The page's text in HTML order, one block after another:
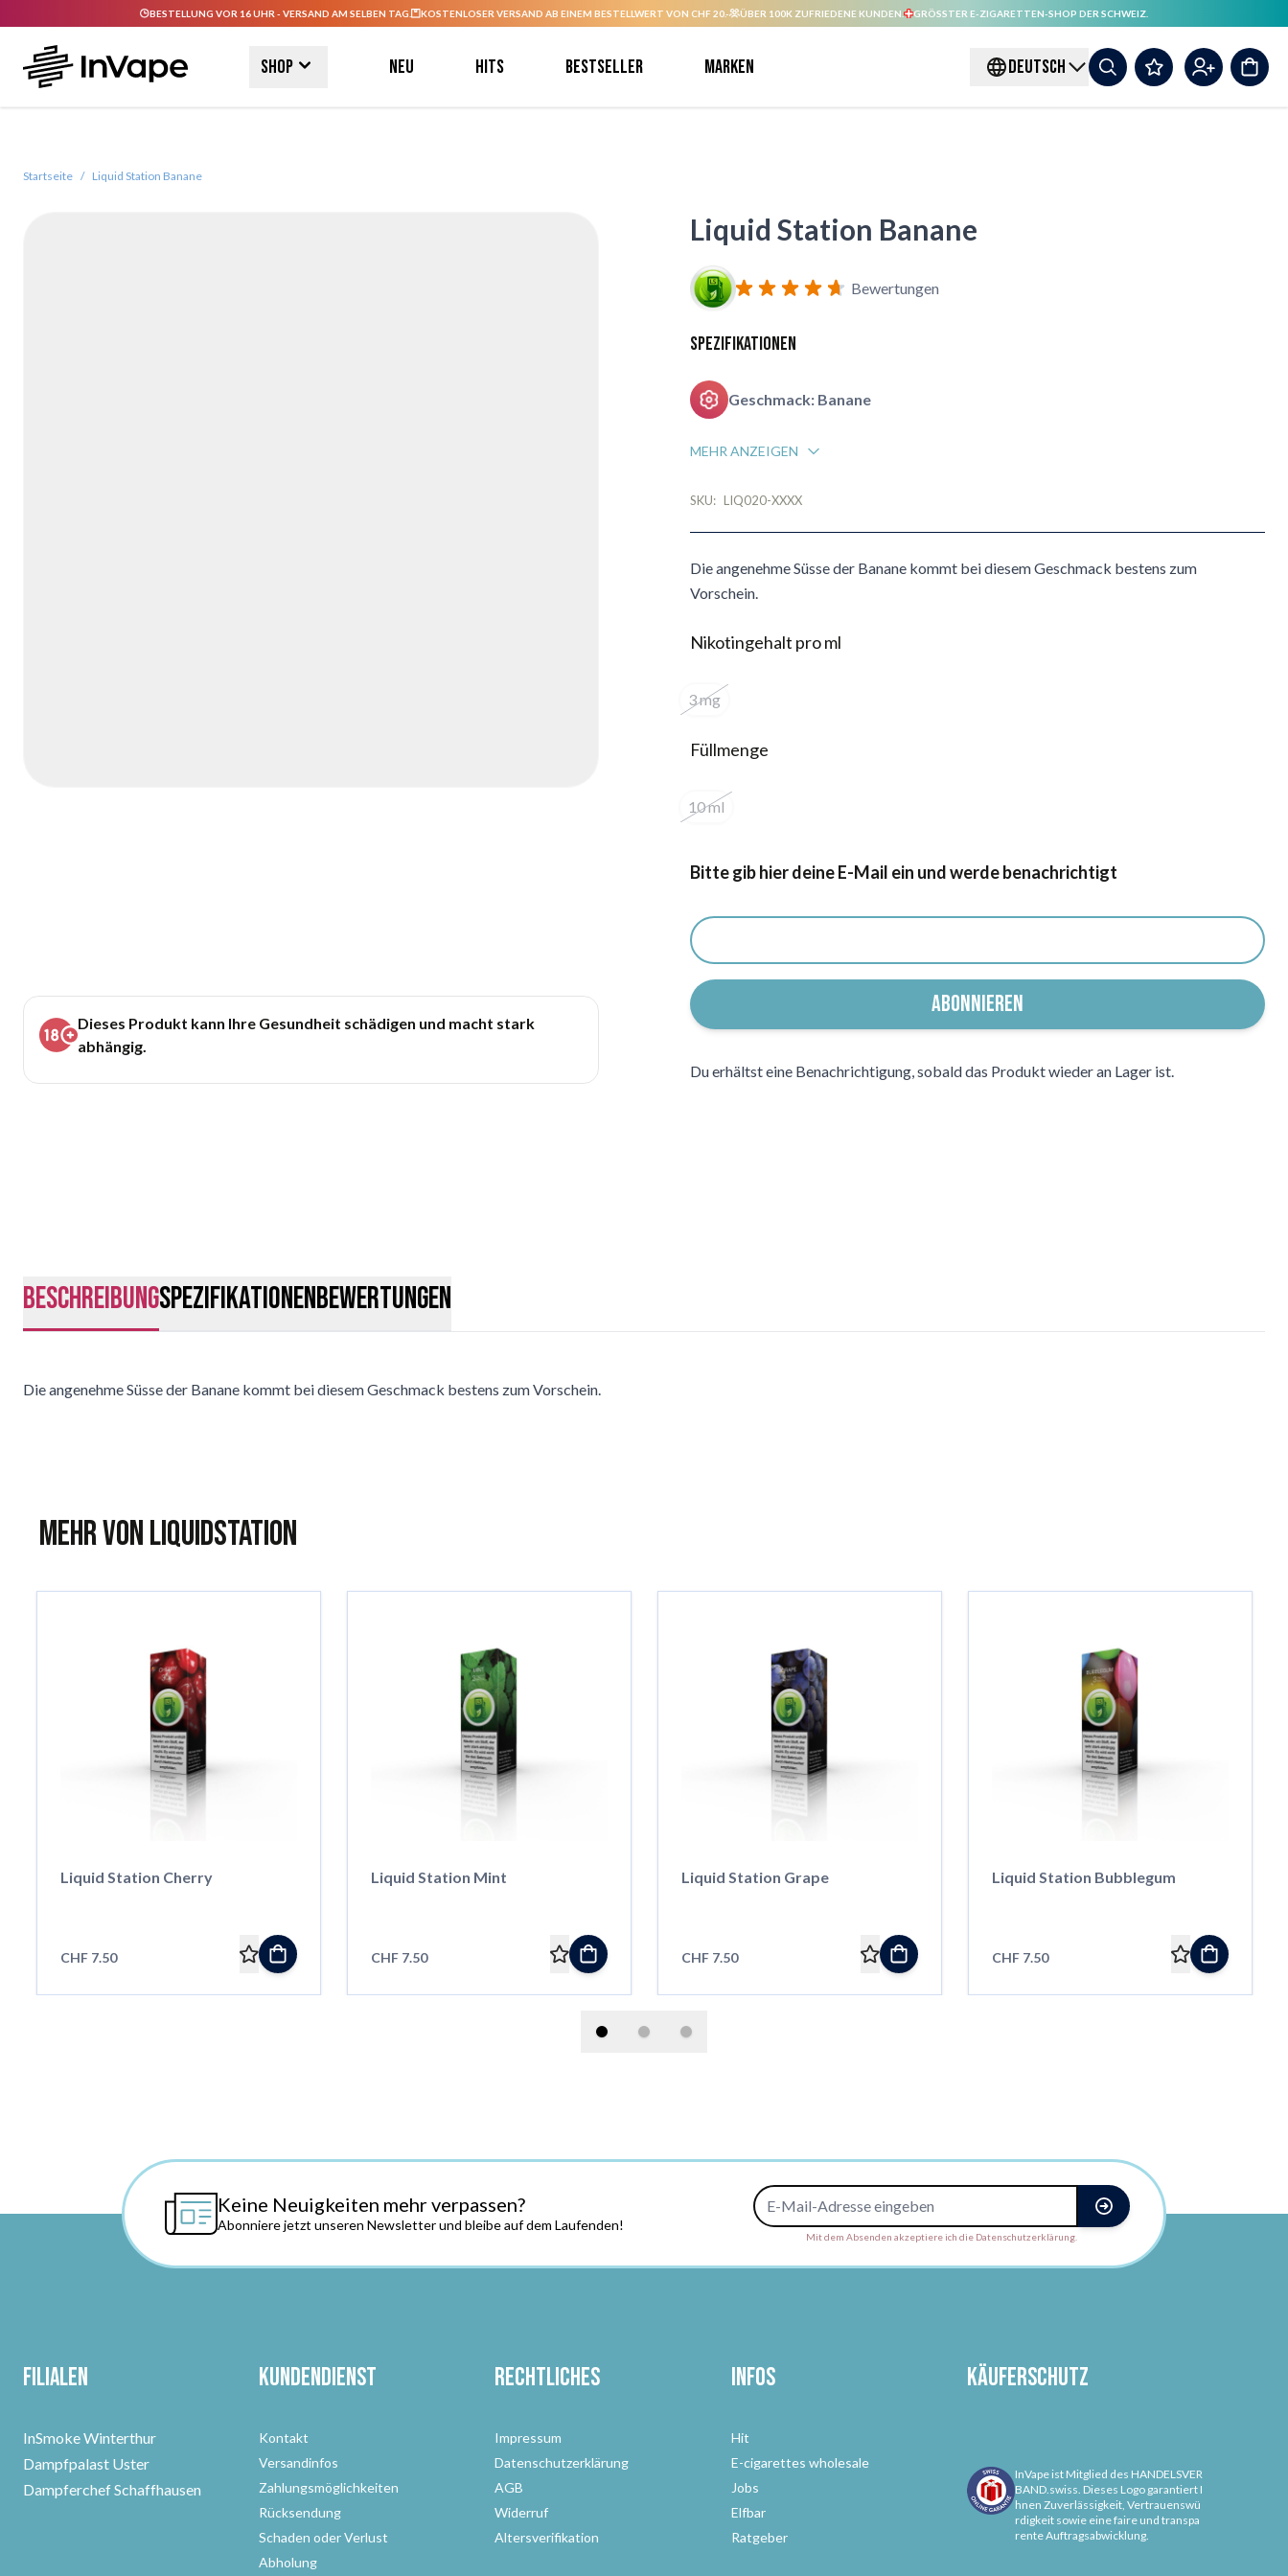
BESTELLUNG VOR 16 UHR - VERSAND AM SELBEN TAG. KOSTENLOSER VERSAND AB EINEM BESTELLWERT VON CHF 20.- ÜBER 100K ZUFRIEDENE KUNDEN. GRÖSSTER E-ZIGARETTEN-SHOP DER SCHWEIZ.
Shop Neu Hits Bestseller Marken DEUTSCH
Startseite / Liquid Station Banane
Dieses Produkt kann Ihre Gesundheit schädigen und macht stark
abhängig.
Liquid Station Banane
Bewertungen
Spezifikationen
Geschmack: Banane
MEHR ANZEIGEN
SKU: LIQ020-XXXX
Die angenehme Süsse der Banane kommt bei diesem Geschmack bestens zum
Vorschein.
Nikotingehalt pro ml
3 mg
Füllmenge
10 ml
Benachrichtigungsformular für Wiederverfügbarkeit abonnieren
Bitte gib hier deine E-Mail ein und werde benachrichtigt
ABONNIEREN
Du erhältst eine Benachrichtigung, sobald das Produkt wieder an Lager ist.
BeschreibungSpezifikationenBewertungen
Die angenehme Süsse der Banane kommt bei diesem Geschmack bestens zum Vorschein.
Mehr von Liquidstation
Liquid Station Cherry
CHF 7.50
Liquid Station Mint
CHF 7.50
Liquid Station Grape
CHF 7.50
Liquid Station Bubblegum
CHF 7.50
Keine Neuigkeiten mehr verpassen?
Abonniere jetzt unseren Newsletter und bleibe auf dem Laufenden!
E-Mail-Adresse
Mit dem Absenden akzeptiere ich die Datenschutzerklärung.
Filialen
InSmoke Winterthur
Dampfpalast Uster
Dampferchef Schaffhausen
Kundendienst
Kontakt
Versandinfos
Zahlungsmöglichkeiten
Rücksendung
Schaden oder Verlust
Abholung
Rechtliches
Impressum
Datenschutzerklärung
AGB
Widerruf
Altersverifikation
Infos
Hit
E-cigarettes wholesale
Jobs
Elfbar
Ratgeber
Käuferschutz
InVape ist Mitglied des HANDELSVER
BAND.swiss. Dieses Logo garantiert I
hnen Zuverlässigkeit, Vertrauenswü
rdigkeit sowie eine faire und transpa
rente Auftragsabwicklung.